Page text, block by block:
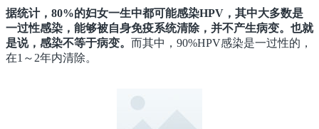
据统计，80%的妇女一生中都可能感染HPV，其中大多数是
一过性感染，能够被自身免疫系统清除，并不产生病变。也就
是说，感染不等于病变。 而其中，90%HPV感染是一过性的，
在1～2年内清除。